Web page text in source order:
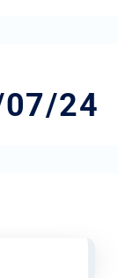
24